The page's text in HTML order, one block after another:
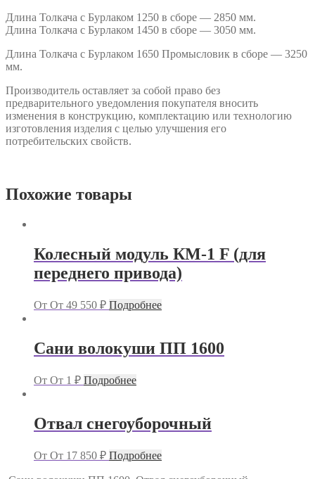
Длина Толкача с Бурлаком 1250 в сборе — 2850 мм.
Длина Толкача с Бурлаком 1450 в сборе — 3050 мм.
Длина Толкача с Бурлаком 1650 Промысловик в сборе — 3250
мм.
Производитель оставляет за собой право без
предварительного уведомления покупателя вносить
изменения в конструкцию, комплектацию или технологию
изготовления изделия с целью улучшения его
потребительских свойств.
Похожие товары
Колесный модуль КМ-1 F (для
переднего привода)
От От 49 550 ₽ Подробнее
Сани волокуши ПП 1600
От От 1 ₽ Подробнее
Отвал снегоуборочный
От От 17 850 ₽ Подробнее